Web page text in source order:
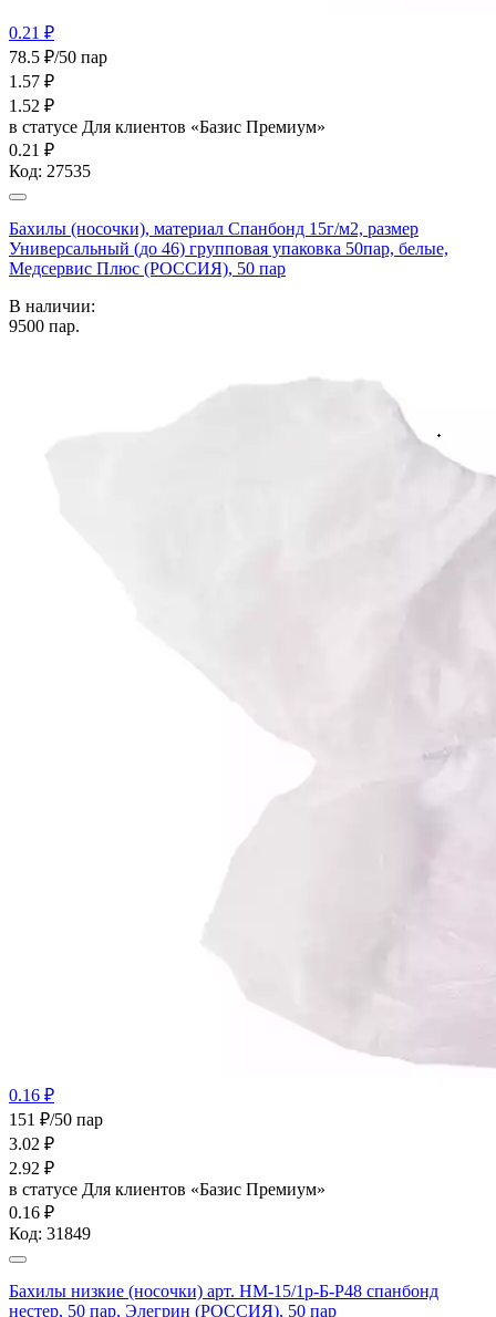
0.21 ₽
78.5 ₽/50 пар
1.57 ₽
1.52 ₽
в статусе Для клиентов «Базис Премиум»
0.21 ₽
Код: 27535
Бахилы (носочки), материал Спанбонд 15г/м2, размер
Универсальный (до 46) групповая упаковка 50пар, белые,
Медсервис Плюс (РОССИЯ), 50 пар
В наличии:
9500 пар.
0.16 ₽
151 ₽/50 пар
3.02 ₽
2.92 ₽
в статусе Для клиентов «Базис Премиум»
0.16 ₽
Код: 31849
Бахилы низкие (носочки) арт. НМ-15/1р-Б-Р48 спанбонд
нестер, 50 пар, Элегрин (РОССИЯ), 50 пар